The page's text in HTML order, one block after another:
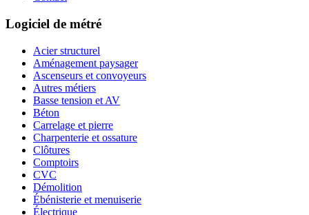
Logiciel de métré
Acier structurel
Aménagement paysager
Ascenseurs et convoyeurs
Autres métiers
Basse tension et AV
Béton
Carrelage et pierre
Charpenterie et ossature
Clôtures
Comptoirs
CVC
Démolition
Ébénisterie et menuiserie
Électrique